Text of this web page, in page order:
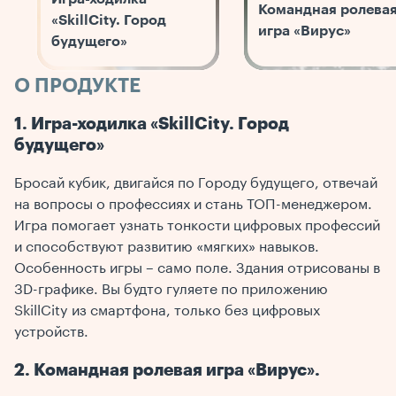
«SkillCity. Город
будущего»
Командная
игра «Вирус»
О ПРОДУКТЕ
1. Игра-ходилка «SkillCity. Город
будущего»
Бросай кубик, двигайся по Городу будущего, отвечай
на вопросы о профессиях и стань ТОП-менеджером.
Игра помогает узнать тонкости цифровых профессий
и способствуют развитию «мягких» навыков.
Особенность игры – само поле. Здания отрисованы в
3D-графике. Вы будто гуляете по приложению
SkillCity из смартфона, только без цифровых
устройств.
2. Командная ролевая игра «Вирус».